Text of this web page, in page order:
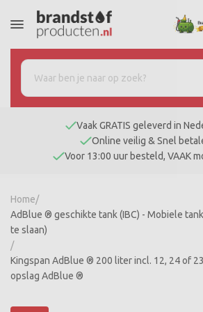
Vaak GRATIS geleverd in
Online veilig & Snel
Voor 13:00 uur besteld, VAAK
Home/
AdBlue ® geschikte tank (IBC) - Mobiele
te slaan)
/
Kingspan AdBlue ® 200 liter incl. 12, 24 of
opslag AdBlue ®